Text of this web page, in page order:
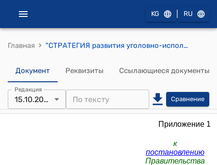
KG RU
Главная › "СТРАТЕГИЯ развития уголовно-исполнительной (пенитенциарной) системы Кыргызской Республики на 2018-2023 годы" к постановлению Правительства Кыргызской Республики от 15 октября 2018 года № 478
Документ Реквизиты Ссылающиеся документы
Редакция
15.10.2018 Сравнение